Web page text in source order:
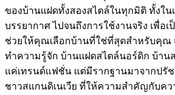
ของบ้านแฝดทั้งสองสไตล์ในทุกมิติ ทั้งใน
บรรยากาศ ไปจนถึงการใช้งานจริง เพื่อ
ช่วยให้คุณเลือกบ้านที่ใช่ที่สุดสำหรับคุณ
ทำความรู้จัก บ้านแฝดสไตล์นอร์ดิก บ้าน
แค่เทรนด์แฟชั่น แต่มีรากฐานมาจากปรั
ชาวสแกนดิเนเวีย ที่ให้ความสำคัญกับค